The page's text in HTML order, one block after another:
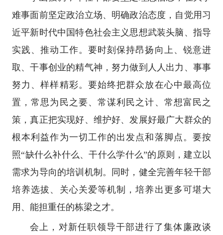
难事面前坚定政治立场、明确政治态度，自觉用习
近平新时代中国特色社会主义思想武装头脑、指导
实践、推动工作。要时刻保持昂扬向上、锐意进
取、干事创业的精气神，努力做到人人出力、事事
努力、样样精彩。要始终把群众放在心中最高位
置，常思为民之要、常谋利民之计、常想富民之
策，真正把实现好、维护好、发展好最广大群众的
根本利益作为一切工作的出发点和落脚点。要按
照“缺什么补什么、干什么学什么”的原则，建立以
需求为导向的培训机制。同时，健全完善年轻干部
培养选拔、关心关爱等机制，培养出更多可堪大
用、能担重任的栋梁之才。
会上，对新任职领导干部进行了集体廉政谈